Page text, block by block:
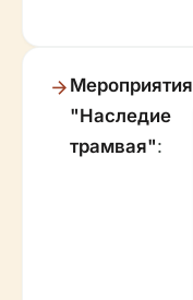
Мероприятия
"Наследие
трамвая":